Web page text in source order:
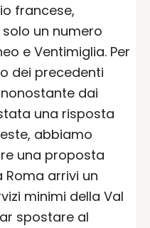
francese,
un numero
e Ventimiglia. Per
dei precedenti
dai
una risposta
abbiamo
una proposta
arrivi un
minimi della Val
spostare al